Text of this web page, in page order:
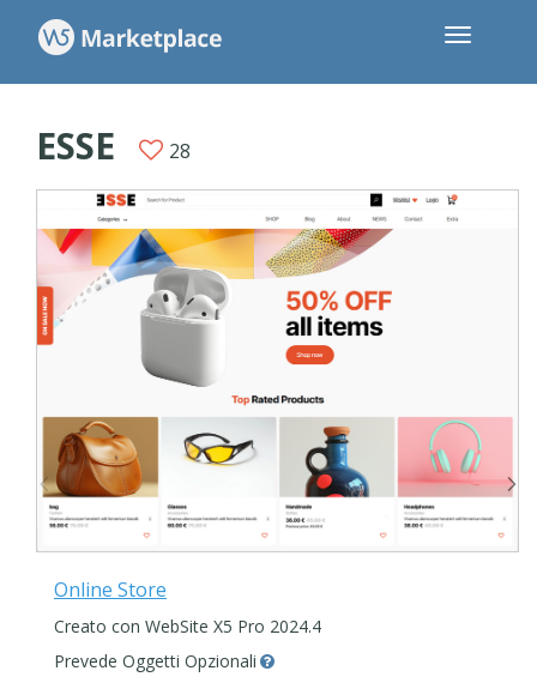
ESSE 28
Online Store
Creato con WebSite X5 Pro 2024.4
Prevede Oggetti Opzionali